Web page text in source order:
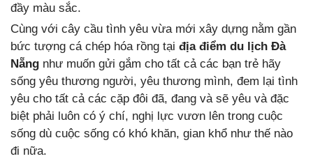
đầy màu sắc.
Cùng với cây cầu tình yêu vừa mới xây dựng nằm gần
bức tượng cá chép hóa rồng tại địa điểm du lịch Đà
Nẵng như muốn gửi gắm cho tất cả các bạn trẻ hãy
sống yêu thương người, yêu thương mình, đem lại tình
yêu cho tất cả các cặp đôi đã, đang và sẽ yêu và đặc
biệt phải luôn có ý chí, nghị lực vươn lên trong cuộc
sống dù cuộc sống có khó khăn, gian khổ như thế nào
đi nữa.